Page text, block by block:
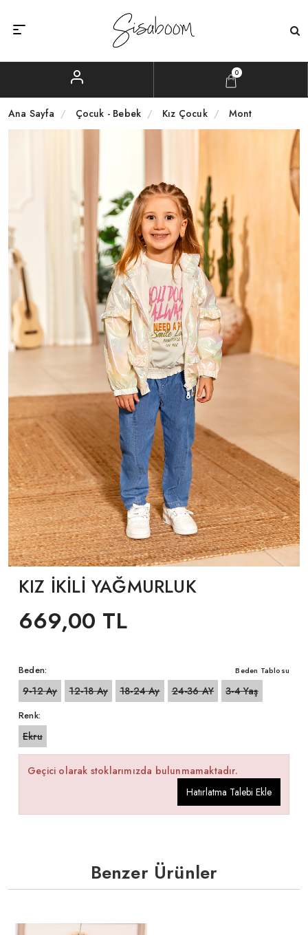
0
Ana Sayfa Çocuk - Bebek Kız Çocuk Mont
KIZ İKİLİ YAĞMURLUK
669,00 TL
Beden: Beden Tablosu
9-12 Ay 12-18 Ay 18-24 Ay 24-36 AY 3-4 Yaş
Renk:
Ekru
Geçici olarak stoklarımızda bulunmamaktadır.
Hatırlatma Talebi Ekle
Benzer Ürünler